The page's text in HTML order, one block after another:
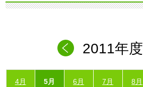
2011年度
4月 5月 6月 7月 8月